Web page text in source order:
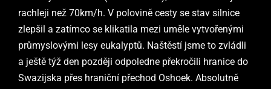
rachleji než 70km/h. V polovině cesty se stav silnice
zlepšil a zatímco se klikatila mezi uměle vytvořenými
průmyslovými lesy eukalyptů. Naštěstí jsme to zvládli
a ještě týž den později odpoledne překročili hranice do
Swazijska přes hraniční přechod Oshoek. Absolutně